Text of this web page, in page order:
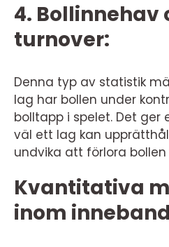
4. Bollinnehav
turnover:
Denna typ av statistik
lag har bollen under
bolltapp i spelet. Det ger
väl ett lag kan
undvika att förlora
Kvantitativa
inom